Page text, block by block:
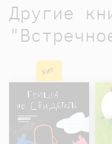
Другие
Хит